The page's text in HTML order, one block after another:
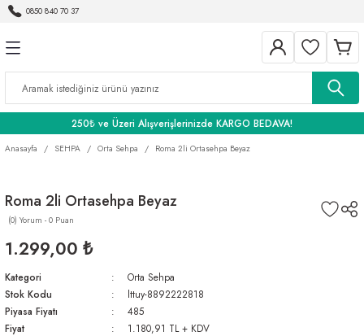
0850 840 70 37
250₺ ve Üzeri Alışverişlerinizde KARGO BEDAVA!
Anasayfa SEHPA Orta Sehpa Roma 2li Ortasehpa Beyaz
Roma 2li Ortasehpa Beyaz
(0) Yorum - 0 Puan
1.299,00 ₺
Kategori
Orta Sehpa
Stok Kodu
lttuy-8892222818
Piyasa Fiyatı
485
Fiyat
1.180,91 TL + KDV